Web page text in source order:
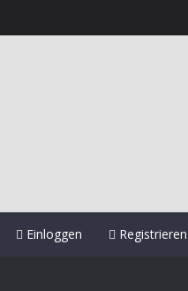
Einloggen Registrieren